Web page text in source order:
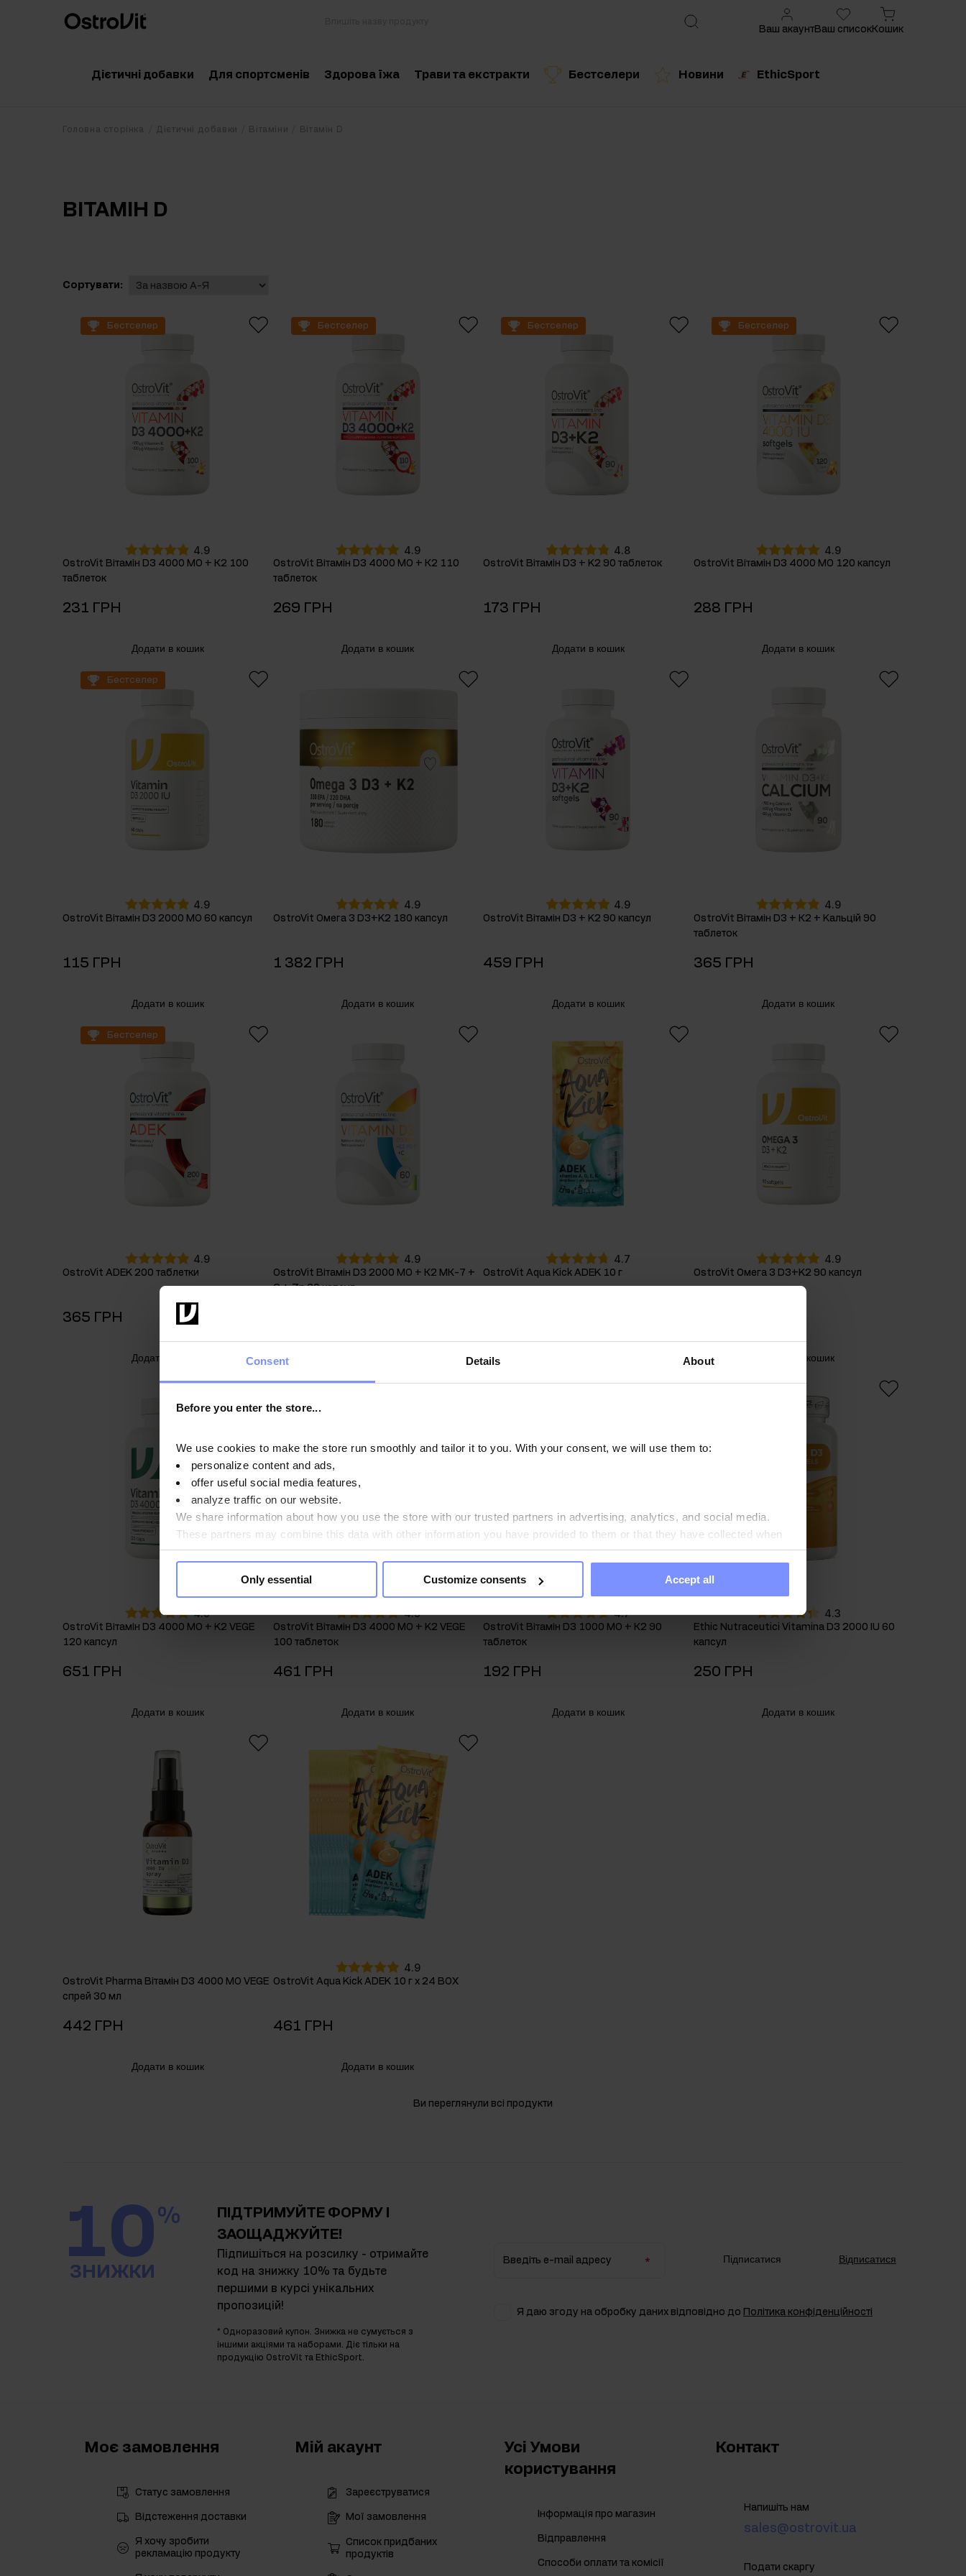
Consent Details About
Before you enter the store...
We use cookies to make the store run smoothly and tailor it to you. With your consent, we will use them to:
personalize content and ads,
offer useful social media features,
analyze traffic on our website.
We share information about how you use the store with our trusted partners in advertising, analytics, and social media.
These partners may combine this data with other information you have provided to them or that they have collected when
you use their services. Do you agree?
Only essential Customize consents Accept all
Дієтичні добавки
Корисні жири
Очищення організму
Вітаміни для веганів
Для спортсменів
Післятренирувальні комплекси
Добавки для набора ваги
Здорова їжа Трави та екстракти Бестселери Новини EthicSport
Ваш акаунтВаш списокКошик
Головна сторінка Дієтичні добавки Вітаміни Вітамін D
ВІТАМІН D
Сортувати:
Бестселер
4.9
OstroVit Вітамін D3 4000 МО + К2 100
таблеток
231 ГРН
Додати в кошик
Бестселер
4.9
OstroVit Вітамін D3 4000 МО + К2 110
таблеток
269 ГРН
Додати в кошик
Бестселер
4.8
OstroVit Вітамін D3 + K2 90 таблеток
173 ГРН
Додати в кошик
Бестселер
4.9
OstroVit Вітамін D3 4000 МО 120 капсул
288 ГРН
Додати в кошик
Бестселер
4.9
OstroVit Вітамін D3 2000 МО 60 капсул
115 ГРН
Додати в кошик
4.9
OstroVit Омега 3 D3+K2 180 капсул
1 382 ГРН
Додати в кошик
4.9
OstroVit Вітамін D3 + K2 90 капсул
459 ГРН
Додати в кошик
4.9
OstroVit Вітамін D3 + К2 + Kальцій 90
таблеток
365 ГРН
Додати в кошик
Бестселер
4.9
OstroVit ADEK 200 таблетки
365 ГРН
Додати в кошик
4.9
OstroVit Вітамін D3 2000 МО + К2 МК-7 +
С + Zn 60 капсул
4.7
OstroVit Aqua Kick ADEK 10 г
4.9
OstroVit Омега 3 D3+K2 90 капсул
Додати в кошик
4.9
OstroVit Вітамін D3 4000 МО + K2 VEGE
120 капсул
651 ГРН
Додати в кошик
4.9
OstroVit Вітамін D3 4000 МО + K2 VEGE
100 таблеток
461 ГРН
Додати в кошик
4.7
OstroVit Вітамін D3 1000 МО + К2 90
таблеток
192 ГРН
Додати в кошик
4.3
Ethic Nutraceutici Vitamina D3 2000 IU 60
капсул
250 ГРН
Додати в кошик
OstroVit Pharma Вітамін D3 4000 МО VEGE
спрей 30 мл
442 ГРН
Додати в кошик
4.9
OstroVit Aqua Kick ADEK 10 г х 24 BOX
461 ГРН
Додати в кошик
Ви переглянули всі продукти
10%
ЗНИЖКИ
ПІДТРИМУЙТЕ ФОРМУ І
ЗАОЩАДЖУЙТЕ!
Підпишіться на розсилку - отримайте
код на знижку 10% та будьте
першими в курсі унікальних
пропозицій!
* Одноразовий купон. Знижка не сумується з
іншими акціями та наборами. Діє тільки на
продукцію OstroVit та EthicSport.
Введіть e-mail адресу Підписатися Відписатися
Я даю згоду на обробку даних відповідно до Політика конфіденційності
Моє замовлення
Статус замовлення
Відстеження доставки
Я хочу зробити
рекламацію продукту
Мій акаунт
Зареєструватися
Мої замовлення
Список придбаних
продуктів
Усі Умови
користування
Інформація про магазин
Відправлення
Способи оплати та комісії
Контакт
Напишіть нам
sales@ostrovit.ua
Подати скаргу